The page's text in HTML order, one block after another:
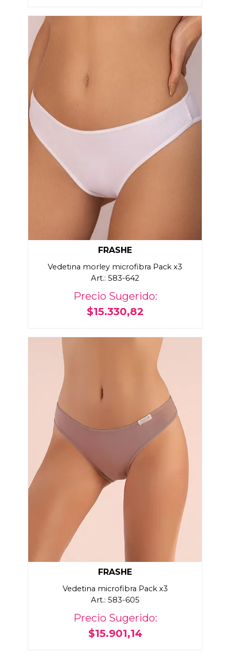
FRASHE
Vedetina morley microfibra Pack x3
Art.: 583-642
Precio Sugerido:
$15.330,82
FRASHE
Vedetina microfibra Pack x3
Art.: 583-605
Precio Sugerido:
$15.901,14